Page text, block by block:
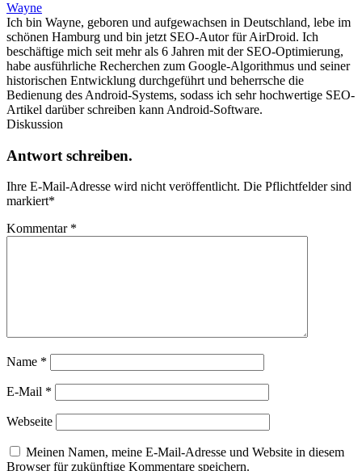
Wayne
Ich bin Wayne, geboren und aufgewachsen in Deutschland, lebe im
schönen Hamburg und bin jetzt SEO-Autor für AirDroid. Ich
beschäftige mich seit mehr als 6 Jahren mit der SEO-Optimierung,
habe ausführliche Recherchen zum Google-Algorithmus und seiner
historischen Entwicklung durchgeführt und beherrsche die
Bedienung des Android-Systems, sodass ich sehr hochwertige SEO-
Artikel darüber schreiben kann Android-Software.
Diskussion
Antwort schreiben.
Ihre E-Mail-Adresse wird nicht veröffentlicht. Die Pflichtfelder sind
markiert*
Kommentar *
Name *
E-Mail *
Webseite
Meinen Namen, meine E-Mail-Adresse und Website in diesem
Browser für zukünftige Kommentare speichern.